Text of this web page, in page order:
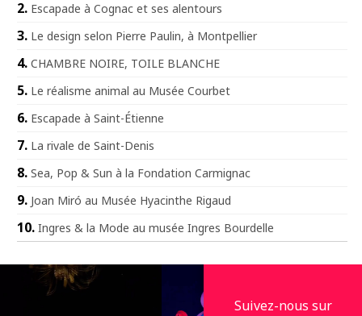
Escapade à Cognac et ses alentours
Le design selon Pierre Paulin, à Montpellier
CHAMBRE NOIRE, TOILE BLANCHE
Le réalisme animal au Musée Courbet
Escapade à Saint-Étienne
La rivale de Saint-Denis
Sea, Pop & Sun à la Fondation Carmignac
Joan Miró au Musée Hyacinthe Rigaud
Ingres & la Mode au musée Ingres Bourdelle
Suivez-nous sur